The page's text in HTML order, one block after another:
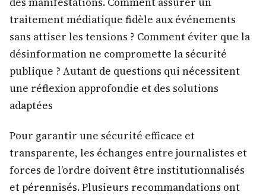
traitement médiatique fidèle aux événements
sans attiser les tensions ? Comment éviter que la
désinformation ne compromette la sécurité
publique ? Autant de questions qui nécessitent
une réflexion approfondie et des solutions
adaptées
Pour garantir une sécurité efficace et
transparente, les échanges entre journalistes et
forces de l’ordre doivent être institutionnalisés
et pérennisés. Plusieurs recommandations ont